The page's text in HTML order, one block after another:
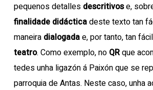
pequenos detalles descritivose,
finalidade didácticadeste texto tan
maneira dialogadae, por tanto, tan
teatro. Como exemplo, no QRque
tedes unha ligazón á Paixón que se
parroquia de Antas. Neste caso, unha